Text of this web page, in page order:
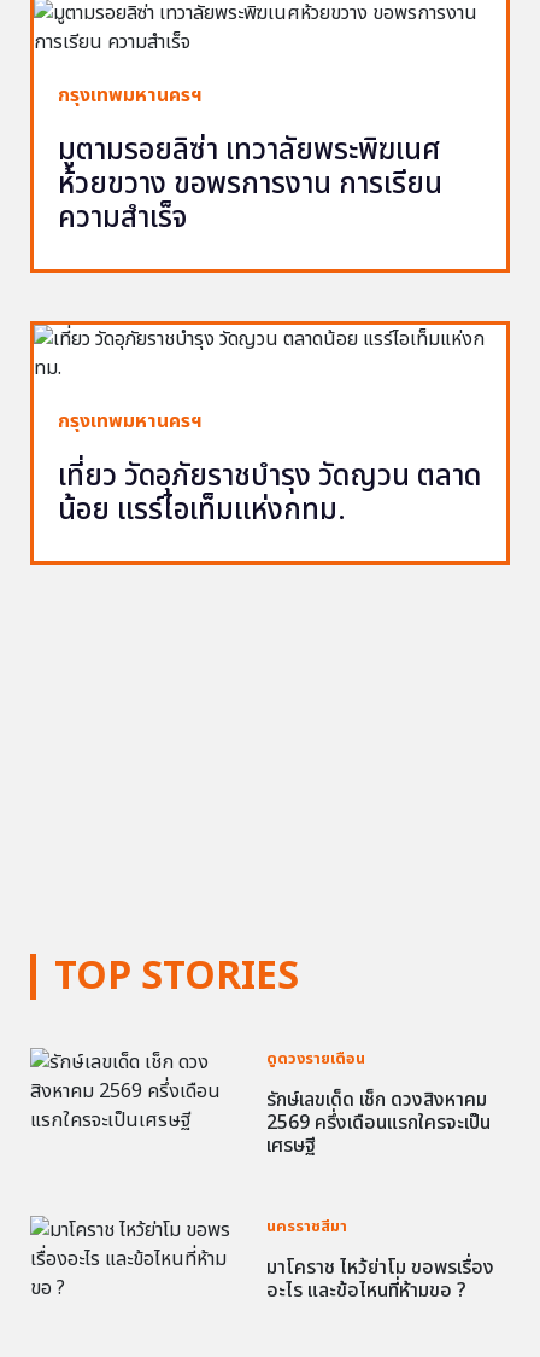
TOP STORIES
ดูดวงรายเดือน
รักษ์เลขเด็ด เช็ก ดวงสิงหาคม
2569 ครึ่งเดือนแรกใครจะเป็น
เศรษฐี
นครราชสีมา
มาโคราช ไหว้ย่าโม ขอพรเรื่อง
อะไร และข้อไหนที่ห้ามขอ ?
กรุงเทพมหานครฯ
มูตามรอยลิซ่า เทวาลัยพระพิฆเนศ
ห้วยขวาง ขอพรการงาน การเรียน
ความสำเร็จ
กรุงเทพมหานครฯ
เที่ยว วัดอุภัยราชบำรุง วัดญวน ตลาด
น้อย แรร์ไอเท็มแห่งกทม.